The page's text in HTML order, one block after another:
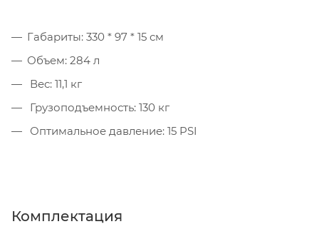
Габариты: 330 * 97 * 15 см
Объем: 284 л
Вес: 11,1 кг
Грузоподъемность: 130 кг
Оптимальное давление: 15 PSI
Комплектация